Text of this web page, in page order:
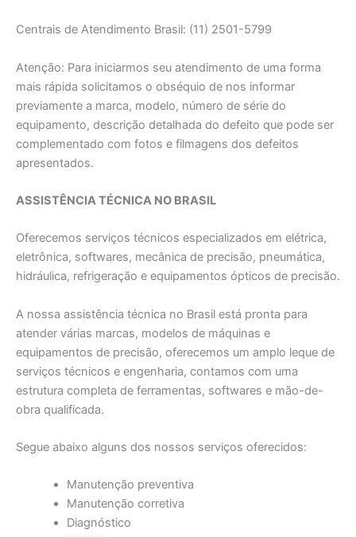
Centrais de Atendimento Brasil: (11) 2501-5799
Atenção: Para iniciarmos seu atendimento de uma forma
mais rápida solicitamos o obséquio de nos informar
previamente a marca, modelo, número de série do
equipamento, descrição detalhada do defeito que pode ser
complementado com fotos e filmagens dos defeitos
apresentados.
ASSISTÊNCIA TÉCNICA NO BRASIL
Oferecemos serviços técnicos especializados em elétrica,
eletrônica, softwares, mecânica de precisão, pneumática,
hidráulica, refrigeração e equipamentos ópticos de precisão.
A nossa assistência técnica no Brasil está pronta para
atender várias marcas, modelos de máquinas e
equipamentos de precisão, oferecemos um amplo leque de
serviços técnicos e engenharia, contamos com uma
estrutura completa de ferramentas, softwares e mão-de-
obra qualificada.
Segue abaixo alguns dos nossos serviços oferecidos:
Manutenção preventiva
Manutenção corretiva
Diagnóstico